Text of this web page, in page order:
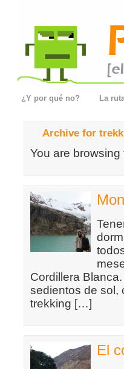
¿Y por qué no? La
Archive for
You are
Cordillera
sedientos de sol,
trekking […]
El